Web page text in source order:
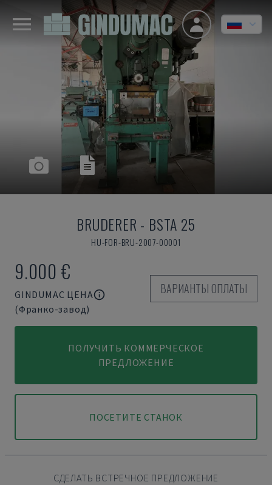
BRUDERER - BSTA 25
HU-FOR-BRU-2007-00001
9.000 €
GINDUMAC ЦЕНА
(Франко-завод)
ВАРИАНТЫ ОПЛАТЫ
ПОЛУЧИТЬ КОММЕРЧЕСКОЕ
ПРЕДЛОЖЕНИЕ
ПОСЕТИТЕ СТАНОК
СДЕЛАТЬ ВСТРЕЧНОЕ ПРЕДЛОЖЕНИЕ